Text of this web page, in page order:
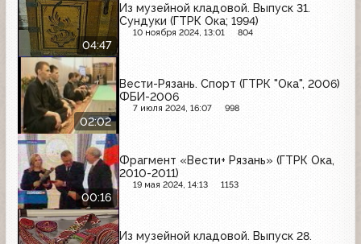
04:47
Из музейной кладовой. Выпуск 31.
Сундуки (ГТРК Ока; 1994)
10 ноября 2024, 13:01 804
02:02
Вести-Рязань. Спорт (ГТРК "Ока", 2006)
ФБИ-2006
7 июля 2024, 16:07 998
00:16
Фрагмент «Вести+ Рязань» (ГТРК Ока,
2010-2011)
19 мая 2024, 14:13 1153
Из музейной кладовой. Выпуск 28.